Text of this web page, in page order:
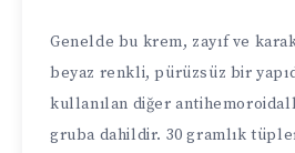
Genelde bu krem, zayıf ve
beyaz renkli, pürüzsüz bir
kullanılan diğer
gruba dahildir. 30 gramlık